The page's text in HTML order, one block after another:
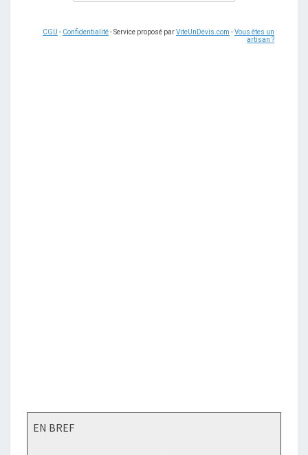
CGU - Confidentialité- Service proposé parViteUnDevis.com -Vous êtes un
artisan ?
EN BREF